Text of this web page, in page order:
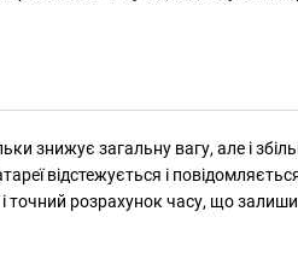
знижує загальну вагу, але і
відстежується і
точний розрахунок часу, що